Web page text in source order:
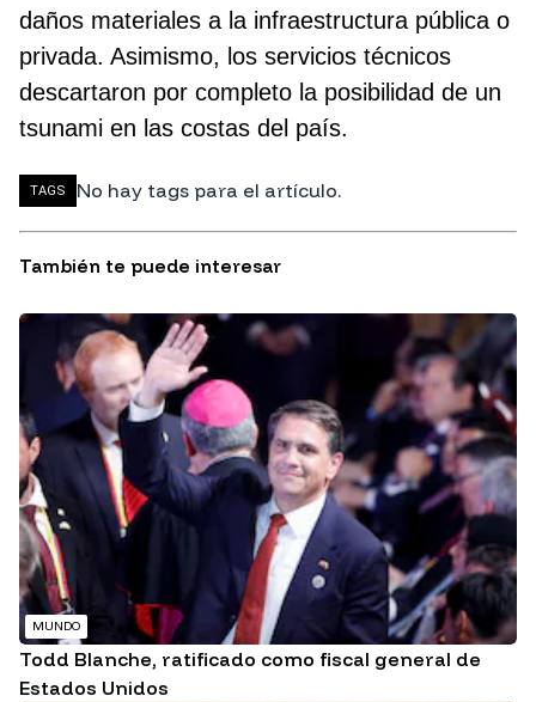
daños materiales a la infraestructura pública o
privada. Asimismo, los servicios técnicos
descartaron por completo la posibilidad de un
tsunami en las costas del país.
TAGS No hay tags para el artículo.
También te puede interesar
MUNDO
Todd Blanche, ratificado como fiscal general de
Estados Unidos